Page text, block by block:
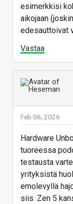
esimerkkisi
aikojaan
edesauttoivat
Vastaa
Feb 06, 2026
Hardware
tuoreessa
testausta
yrityksistä
emolevyllä
siis. Zen 5